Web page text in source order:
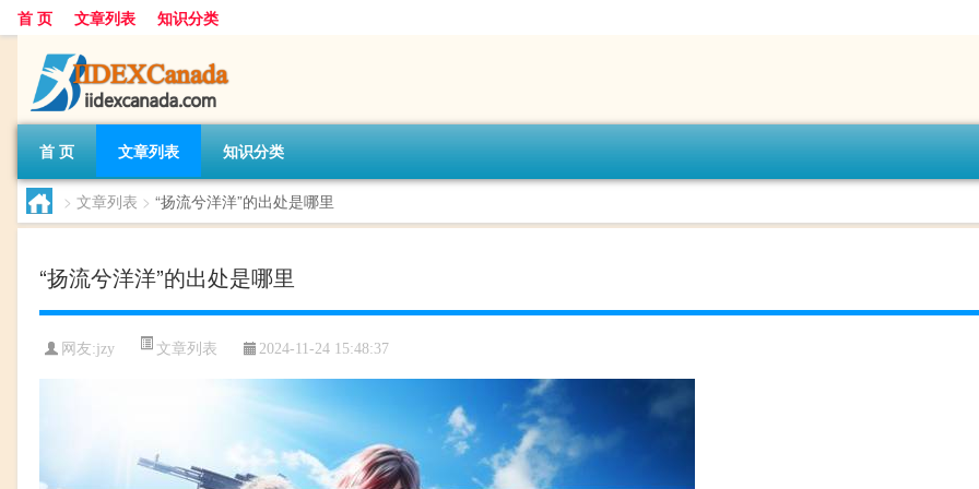
首 页 文章列表 知识分类
首 页 文章列表 知识分类
> 文章列表 > “扬流兮洋洋”的出处是哪里
“扬流兮洋洋”的出处是哪里
网友:jzy 文章列表 2024-11-24 15:48:37